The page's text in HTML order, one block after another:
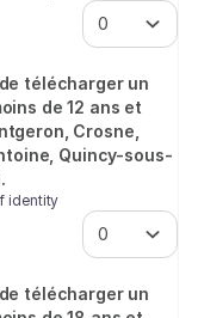
télécharger un
de 12 ans et
Crosne,
Quincy-sous-
identity
télécharger un